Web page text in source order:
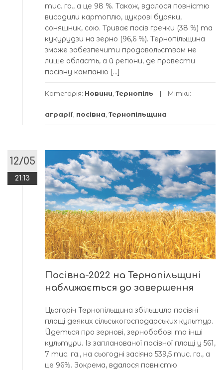
тис. га., а це 98 %. Також, вдалося повністю
висадили картоплю, цукрові буряки,
соняшник, сою. Триває посів гречки (38 %) та
кукурудзи на зерно (96,6 %). Тернопільщина
зможе забезпечити продовольством не
лише область, а й регіони, де провести
посівну кампанію […]
Категорія: Новини Тернопіль Мітки:
аграрії посівна Тернопільщина
12/05
21:13
Посівна-2022 на Тернопільщині
наближається до завершення
Цьогоріч Тернопільщина збільшила посівні
площі деяких сільськогосподарських культур.
Йдеться про зернові, зернобобові та інші
культури. Із запланованої посівної площі у 561,
7 тис. га., на сьогодні засіяно 539,5 тис. га., а
це 96%. Зокрема, вдалося повністю